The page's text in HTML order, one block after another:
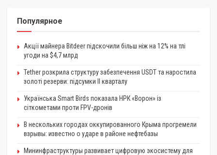
Популярное
Акції майнера Bitdeer підскочили більш ніж на 12% на тлі
угоди на $4,7 млрд
Tether розкрила структуру забезпечення USDT та наростила
золоті резерви: підсумки II кварталу
Українська Smart Birds показала НРК «Ворон» із
сіткометами проти FPV-дронів
В нескольких городах оккупированного Крыма прогремели
взрывы: известно о ударе в районе нефтебазы
Мининфраструктуры развивает цифровую экосистему для